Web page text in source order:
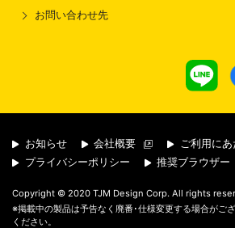
お問い合わせ先
お知らせ 会社概要
ご利用にあ
プライバシーポリシー
推奨ブラウザー
Copyright © 2020 TJM Design Corp. All rights
※掲載中の製品は予告なく廃番･仕様変更する場合がご
ください。